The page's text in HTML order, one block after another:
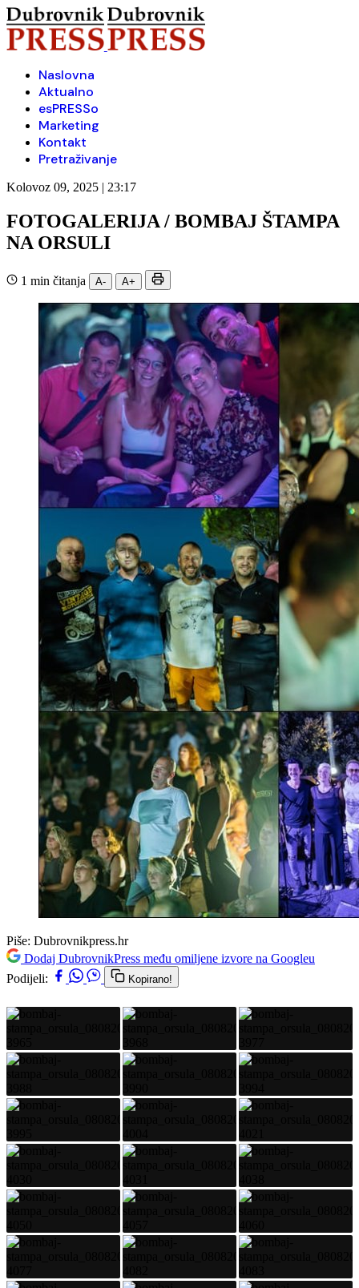
Naslovna
Aktualno
esPRESSo
Marketing
Kontakt
Pretraživanje
Kolovoz 09, 2025 | 23:17
FOTOGALERIJA / BOMBAJ ŠTAMPA
NA ORSULI
1 min čitanja A- A+
Piše: Dubrovnikpress.hr
Dodaj DubrovnikPress među omiljene izvore na Googleu
Podijeli:
Kopirano!